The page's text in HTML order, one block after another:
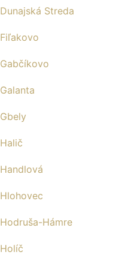
Dunajská Streda
Fiľakovo
Gabčíkovo
Galanta
Gbely
Halič
Handlová
Hlohovec
Hodruša-Hámre
Holíč